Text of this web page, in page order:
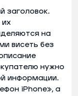
заголовок.
на
висеть без
нужно
информации.
iPhone», а